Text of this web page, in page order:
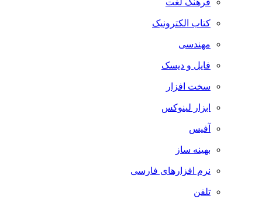
فرهنگ لغت
کتاب الکترونیک
مهندسی
فایل و دیسک
سخت افزار
ابزار لینوکس
آفیس
بهینه ساز
نرم افزارهای فارسی
تلفن